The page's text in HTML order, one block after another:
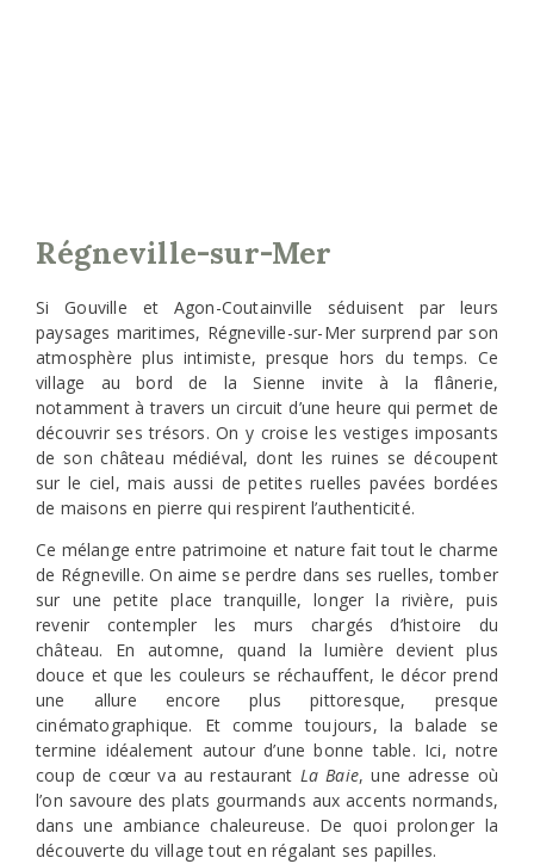
Régneville-sur-Mer
Si Gouville et Agon-Coutainville séduisent par leurs
paysages maritimes, Régneville-sur-Mer surprend par son
atmosphère plus intimiste, presque hors du temps. Ce
village au bord de la Sienne invite à la flânerie,
notamment à travers un circuit d’une heure qui permet de
découvrir ses trésors. On y croise les vestiges imposants
de son château médiéval, dont les ruines se découpent
sur le ciel, mais aussi de petites ruelles pavées bordées
de maisons en pierre qui respirent l’authenticité.
Ce mélange entre patrimoine et nature fait tout le charme
de Régneville. On aime se perdre dans ses ruelles, tomber
sur une petite place tranquille, longer la rivière, puis
revenir contempler les murs chargés d’histoire du
château. En automne, quand la lumière devient plus
douce et que les couleurs se réchauffent, le décor prend
une allure encore plus pittoresque, presque
cinématographique. Et comme toujours, la balade se
termine idéalement autour d’une bonne table. Ici, notre
coup de cœur va au restaurant La Baie, une adresse où
l’on savoure des plats gourmands aux accents normands,
dans une ambiance chaleureuse. De quoi prolonger la
découverte du village tout en régalant ses papilles.